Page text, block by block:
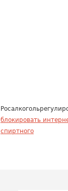
блокировать
спиртного